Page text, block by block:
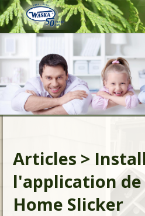
Articles >
l'application
Home Slicker